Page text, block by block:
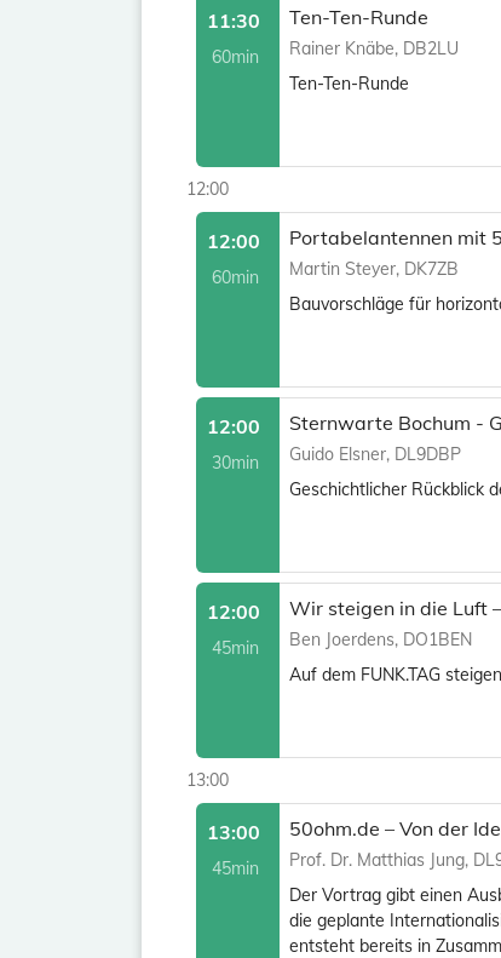
11:30
60min
Ten-Ten-Runde
Rainer Knäbe, DB2LU
Ten-Ten-Runde
12:00
12:00
60min
Portabelantennen mit
Martin Steyer, DK7ZB
Bauvorschläge für
12:00
30min
Sternwarte Bochum -
Guido Elsner, DL9DBP
Geschichtlicher Rückblick
12:00
45min
Wir steigen in die Luft
Ben Joerdens, DO1BEN
Auf dem FUNK.TAG
13:00
13:00
45min
50ohm.de – Von der
Prof. Dr. Matthias Jung,
Der Vortrag gibt einen
die geplante
entsteht bereits in